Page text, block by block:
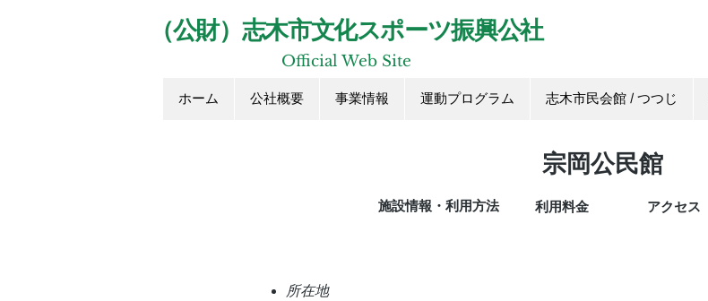
​（公財）志木市文化スポーツ振興公社
Official Web Site
ホーム 公社概要 事業情報 運動プログラム 志木市民会館 / つつじ
宗岡公民館
施設情報・利用方法 利用料金 アクセス
所在地